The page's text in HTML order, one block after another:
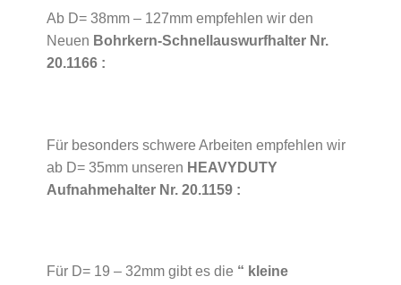
Ab D= 38mm – 127mm empfehlen wir den
Neuen Bohrkern-Schnellauswurfhalter Nr.
20.1166 :
Für besonders schwere Arbeiten empfehlen wir
ab D= 35mm unseren HEAVYDUTY
Aufnahmehalter Nr. 20.1159 :
Für D= 19 – 32mm gibt es die “ kleine